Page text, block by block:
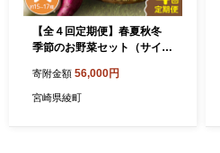
【全４回定期便】春夏秋冬
季節のお野菜セット（サイズ
寄附金額 56,000円
宮崎県綾町